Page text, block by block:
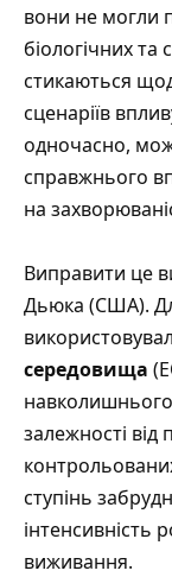
вони не могли
біологічних
стикаються
сценаріїв
одночасно,
справжнього
на
Виправити це
Дьюка (США).
середовища
залежності від
ступінь
інтенсивність
виживання.